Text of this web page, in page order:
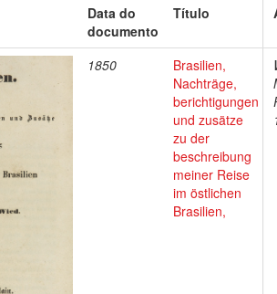
Data do
documento
Título
1850
Brasilien,
Nachträge,
berichtigungen
und zusätze
zu der
beschreibung
meiner Reise
im östlichen
Brasilien,